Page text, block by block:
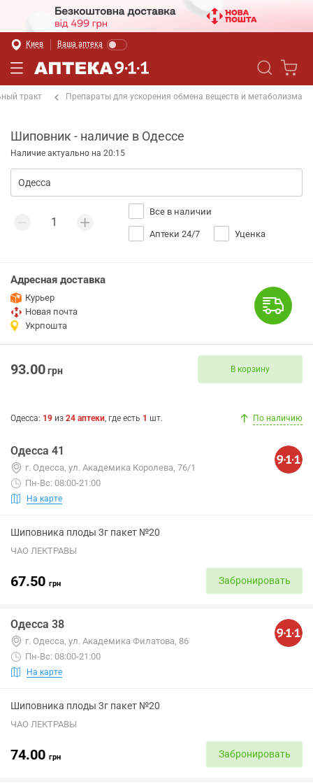
Киев Ваша аптека
тракт Препараты для ускорения обмена веществ и метаболизма
Шиповник - наличие в Одессе
Наличие актуально на 20:15
Все в наличии
Аптеки 24/7 Уценка
Адресная доставка
Курьер
Новая почта
Укрпошта
93.00грн В корзину
Одесса: 19 из 24 аптеки, где есть 1 шт. По наличию
Одесса 41
г. Одесса, ул. Академика Королева, 76/1
Пн-Вс: 08:00-21:00
На карте
Шиповника плоды 3г пакет №20
ЧАО ЛЕКТРАВЫ
67.50 грн Забронировать
Одесса 38
г. Одесса, ул. Академика Филатова, 86
Пн-Вс: 08:00-21:00
На карте
Шиповника плоды 3г пакет №20
ЧАО ЛЕКТРАВЫ
74.00 грн Забронировать